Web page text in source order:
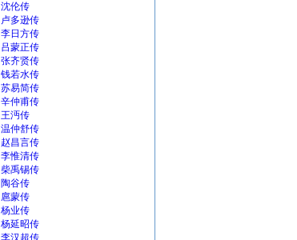
沈伦传
卢多逊传
李日方传
吕蒙正传
张齐贤传
钱若水传
苏易简传
辛仲甫传
王沔传
温仲舒传
赵昌言传
李惟清传
柴禹锡传
陶谷传
扈蒙传
杨业传
杨延昭传
李汉超传